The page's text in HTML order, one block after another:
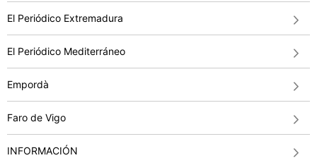
El Periódico Extremadura
El Periódico Mediterráneo
Empordà
Faro de Vigo
INFORMACIÓN